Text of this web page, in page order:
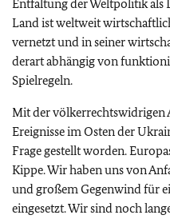
Entfaltung der Weltpolitik als
Land ist weltweit
vernetzt und in seiner
derart abhängig von
Spielregeln.
Mit der völkerrechtswidrigen
Ereignisse im Osten der
Frage gestellt worden.
Kippe. Wir haben uns von
und großem Gegenwind für
eingesetzt. Wir sind noch